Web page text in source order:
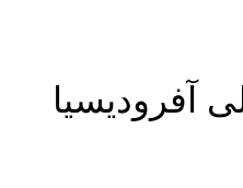
آفرودیسیا